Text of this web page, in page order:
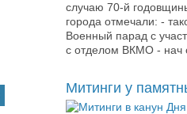
случаю 70-й
города отмечали: -
Военный парад с
с отделом ВКМО - нач
Митинги у